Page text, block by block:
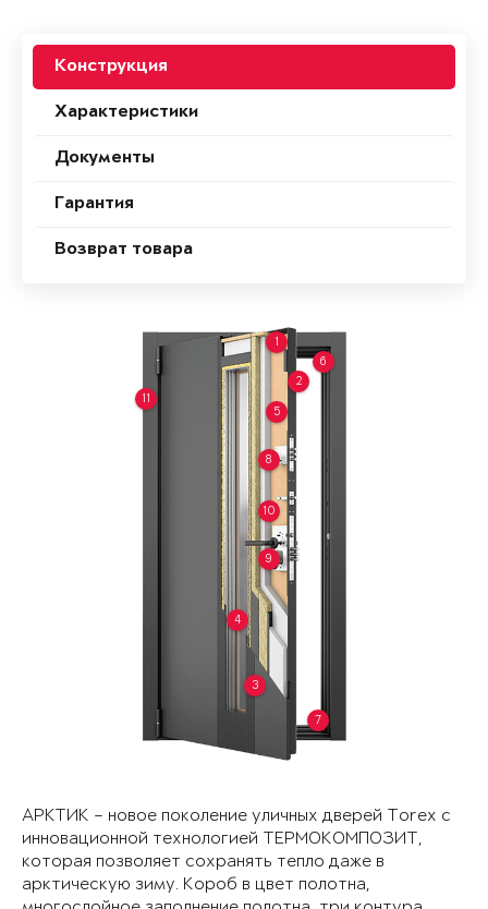
Конструкция
Характеристики
Документы
Гарантия
Возврат товара
1
2
3
4
5
6
7
8
9
10
11
АРКТИК – новое поколение уличных дверей Torex с
инновационной технологией ТЕРМОКОМПОЗИТ,
которая позволяет сохранять тепло даже в
арктическую зиму. Короб в цвет полотна,